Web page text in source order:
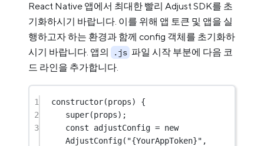
React Native 앱에서 최대한 빨리 Adjust SDK를 초
기화하시기 바랍니다. 이를 위해 앱 토큰 및 앱을 실
행하고자 하는 환경과 함께 config 객체를 초기화하
시기 바랍니다. 앱의
.js 파일 시작 부분에 다음 코
드 라인을 추가합니다.
1 constructor(props) {
2
super(props);
3
const adjustConfig = new
AdjustConfig( "{YourAppToken}" ,